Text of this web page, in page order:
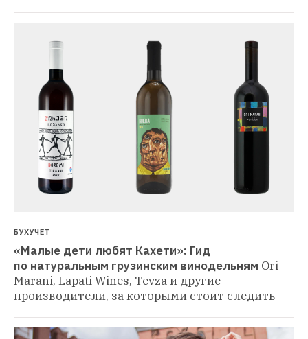
БУХУЧЕТ
«Малые дети любят Кахети»: Гид
по натуральным грузинским винодельням Ori
Marani, Lapati Wines, Tevza и другие
производители, за которыми стоит следить